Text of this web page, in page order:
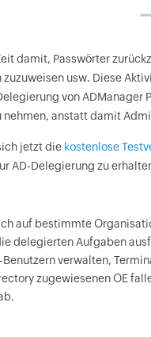
damit, Passwörter
usw. Diese
von ADManager
anstatt damit
jetzt die kostenlose
AD-Delegierung zu
auf bestimmte
delegierten Aufgaben
verwalten,
zugewiesenen OE